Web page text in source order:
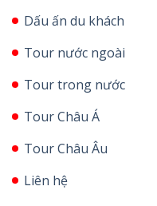
Dấu ấn du khách
Tour nước ngoài
Tour trong nước
Tour Châu Á
Tour Châu Âu
Liên hệ